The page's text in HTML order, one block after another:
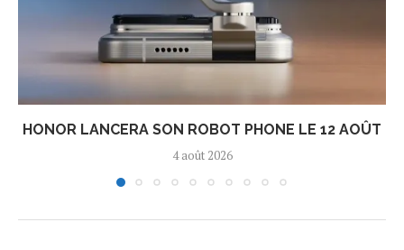
HONOR LANCERA SON ROBOT PHONE LE 12 AOÛT
4 août 2026